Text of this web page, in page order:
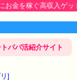
収入ゲット♪今すぐで
パパ活紹介サイト
]